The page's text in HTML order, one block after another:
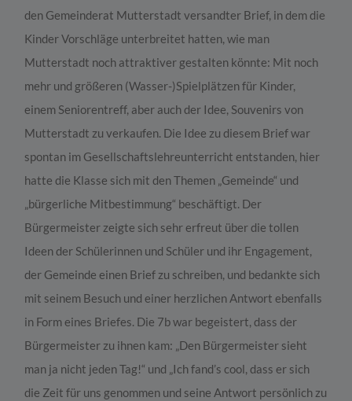
den Gemeinderat Mutterstadt versandter Brief, in dem die
Kinder Vorschläge unterbreitet hatten, wie man
Mutterstadt noch attraktiver gestalten könnte: Mit noch
mehr und größeren (Wasser-)Spielplätzen für Kinder,
einem Seniorentreff, aber auch der Idee, Souvenirs von
Mutterstadt zu verkaufen. Die Idee zu diesem Brief war
spontan im Gesellschaftslehreunterricht entstanden, hier
hatte die Klasse sich mit den Themen „Gemeinde“ und
„bürgerliche Mitbestimmung“ beschäftigt. Der
Bürgermeister zeigte sich sehr erfreut über die tollen
Ideen der Schülerinnen und Schüler und ihr Engagement,
der Gemeinde einen Brief zu schreiben, und bedankte sich
mit seinem Besuch und einer herzlichen Antwort ebenfalls
in Form eines Briefes. Die 7b war begeistert, dass der
Bürgermeister zu ihnen kam: „Den Bürgermeister sieht
man ja nicht jeden Tag!“ und „Ich fand’s cool, dass er sich
die Zeit für uns genommen und seine Antwort persönlich zu